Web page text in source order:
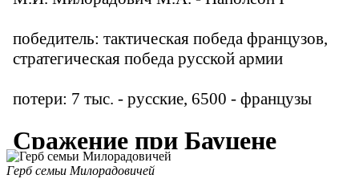
Герб семьи Милорадовичей